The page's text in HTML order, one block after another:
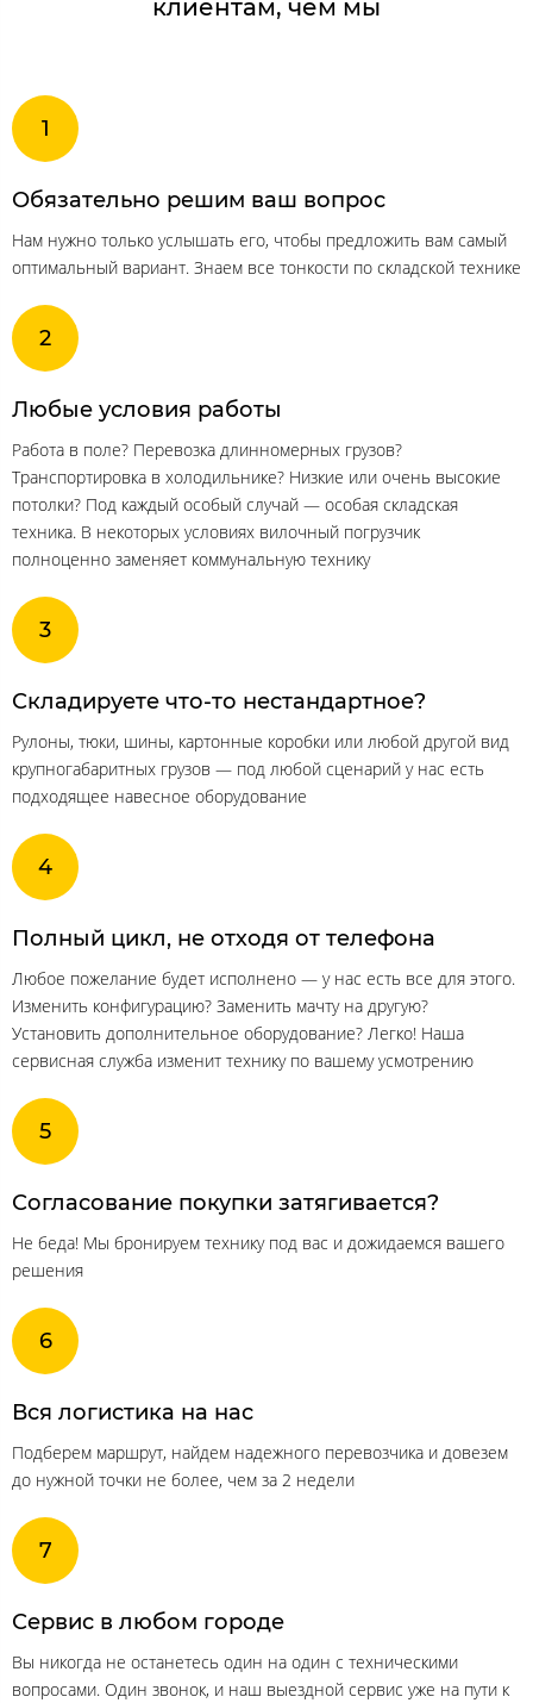
клиентам, чем мы
Обязательно решим ваш вопрос
Нам нужно только услышать его, чтобы предложить вам самый
оптимальный вариант. Знаем все тонкости по складской технике
Любые условия работы
Работа в поле? Перевозка длинномерных грузов?
Транспортировка в холодильнике? Низкие или очень высокие
потолки? Под каждый особый случай — особая складская
техника. В некоторых условиях вилочный погрузчик
полноценно заменяет коммунальную технику
Складируете что-то нестандартное?
Рулоны, тюки, шины, картонные коробки или любой другой вид
крупногабаритных грузов — под любой сценарий у нас есть
подходящее навесное оборудование
Полный цикл, не отходя от телефона
Любое пожелание будет исполнено — у нас есть все для этого.
Изменить конфигурацию? Заменить мачту на другую?
Установить дополнительное оборудование? Легко! Наша
сервисная служба изменит технику по вашему усмотрению
Согласование покупки затягивается?
Не беда! Мы бронируем технику под вас и дожидаемся вашего
решения
Вся логистика на нас
Подберем маршрут, найдем надежного перевозчика и довезем
до нужной точки не более, чем за 2 недели
Сервис в любом городе
Вы никогда не останетесь один на один с техническими
вопросами. Один звонок, и наш выездной сервис уже на пути к